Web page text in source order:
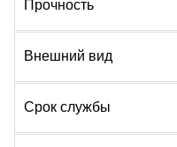
Прочность
Внешний вид
Срок службы